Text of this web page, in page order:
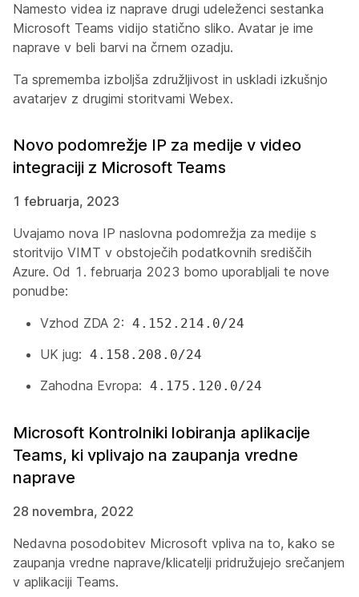
Namesto videa iz naprave drugi udeleženci sestanka
Microsoft Teams vidijo statično sliko. Avatar je ime
naprave v beli barvi na črnem ozadju.
Ta sprememba izboljša združljivost in uskladi izkušnjo
avatarjev z drugimi storitvami Webex.
Novo podomrežje IP za medije v video
integraciji z Microsoft Teams
1 februarja, 2023
Uvajamo nova IP naslovna podomrežja za medije s
storitvijo VIMT v obstoječih podatkovnih središčih
Azure. Od 1. februarja 2023 bomo uporabljali te nove
ponudbe:
Vzhod ZDA 2: 4.152.214.0/24
UK jug: 4.158.208.0/24
Zahodna Evropa: 4.175.120.0/24
Microsoft Kontrolniki lobiranja aplikacije
Teams, ki vplivajo na zaupanja vredne
naprave
28 novembra, 2022
Nedavna posodobitev Microsoft vpliva na to, kako se
zaupanja vredne naprave/klicatelji pridružujejo srečanjem
v aplikaciji Teams.